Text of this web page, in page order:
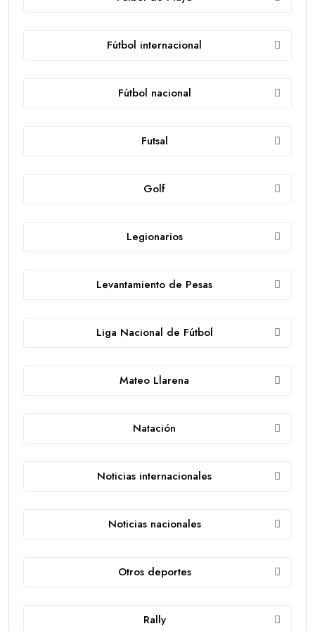
Fútbol internacional
Fútbol nacional
Futsal
Golf
Legionarios
Levantamiento de Pesas
Liga Nacional de Fútbol
Mateo Llarena
Natación
Noticias internacionales
Noticias nacionales
Otros deportes
Rally